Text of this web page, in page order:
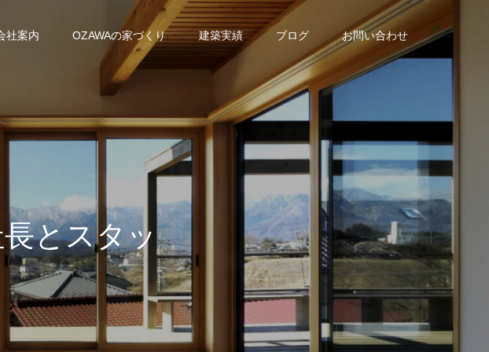
社案内 OZAWAの家づくり 建築実績 ブログ お問い合わせ
タッフのブロ